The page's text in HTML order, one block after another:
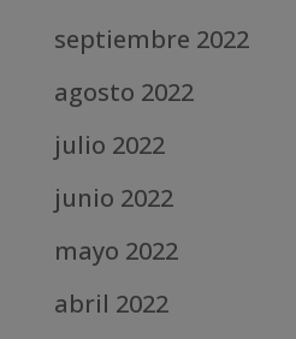
septiembre 2022
agosto 2022
julio 2022
junio 2022
mayo 2022
abril 2022